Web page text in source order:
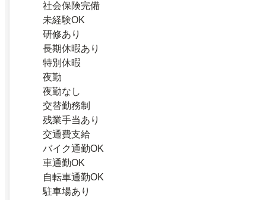
社会保険完備
未経験OK
研修あり
長期休暇あり
特別休暇
夜勤
夜勤なし
交替勤務制
残業手当あり
交通費支給
バイク通勤OK
車通勤OK
自転車通勤OK
駐車場あり